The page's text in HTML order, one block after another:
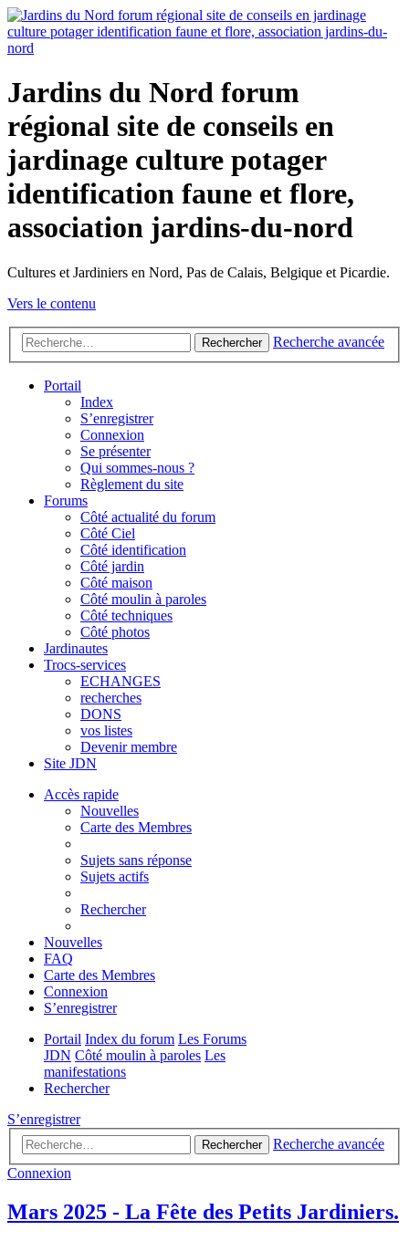
Jardins du Nord forum
régional site de conseils en
jardinage culture potager
identification faune et flore,
association jardins-du-nord
Cultures et Jardiniers en Nord, Pas de Calais, Belgique et Picardie.
Vers le contenu
Rechercher Recherche avancée
Portail
Index
S’enregistrer
Connexion
Se présenter
Qui sommes-nous ?
Règlement du site
Forums
Côté actualité du forum
Côté Ciel
Côté identification
Côté jardin
Côté maison
Côté moulin à paroles
Côté techniques
Côté photos
Jardinautes
Trocs-services
ECHANGES
recherches
DONS
vos listes
Devenir membre
Site JDN
Accès rapide
Nouvelles
Carte des Membres
Sujets sans réponse
Sujets actifs
Rechercher
Nouvelles
FAQ
Carte des Membres
Connexion
S’enregistrer
Portail Index du forum Les Forums
JDN Côté moulin à paroles Les
manifestations
Rechercher
S’enregistrer
Rechercher
Recherche avancée
Connexion
Mars 2025 - La Fête des Petits Jardiniers.